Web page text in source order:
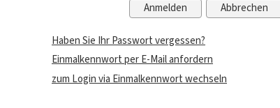
Haben Sie Ihr Passwort vergessen?
Einmalkennwort per E-Mail anfordern
zum Login via Einmalkennwort wechseln